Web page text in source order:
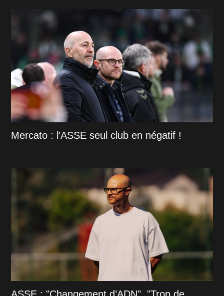
Mercato : l'ASSE seul club en négatif !